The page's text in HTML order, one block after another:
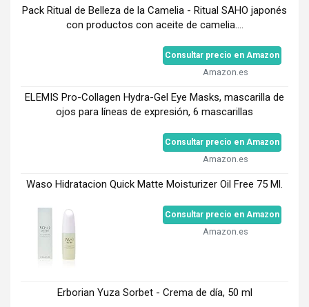
Pack Ritual de Belleza de la Camelia - Ritual SAHO japonés
con productos con aceite de camelia....
Consultar precio en Amazon
Amazon.es
ELEMIS Pro-Collagen Hydra-Gel Eye Masks, mascarilla de
ojos para líneas de expresión, 6 mascarillas
Consultar precio en Amazon
Amazon.es
Waso Hidratacion Quick Matte Moisturizer Oil Free 75 Ml.
Consultar precio en Amazon
Amazon.es
Erborian Yuza Sorbet - Crema de día, 50 ml